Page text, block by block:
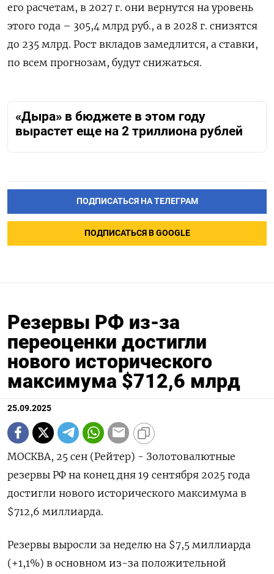
его расчетам, в 2027 г. они вернутся на уровень
этого года – 305,4 млрд руб., а в 2028 г. снизятся
до 235 млрд. Рост вкладов замедлится, а ставки,
по всем прогнозам, будут снижаться.
«Дыра» в бюджете в этом году
вырастет еще на 2 триллиона рублей
ПОДПИСАТЬСЯ НА ТЕЛЕГРАМ
ПОДПИСАТЬСЯ В GOOGLE
Резервы РФ из-за
переоценки достигли
нового исторического
максимума $712,6 млрд
25.09.2025
МОСКВА, 25 сен (Рейтер) - Золотовалютные
резервы РФ на конец дня 19 сентября 2025 года
достигли нового исторического максимума в
$712,6 миллиарда.
Резервы выросли за неделю на $7,5 миллиарда
(+1,1%) в основном из-за положительной